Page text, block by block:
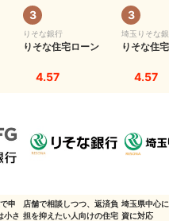
きの注意点
信）の審査に通りにくいこと
考して
歳まで？
申
小さ
3
りそな銀行
りそな住宅ローン
4.57
店舗で相談しつつ、返済負
担を抑えたい人向けの住宅
3
埼玉りそな
りそな住
4.57
埼玉県中心
資に対応